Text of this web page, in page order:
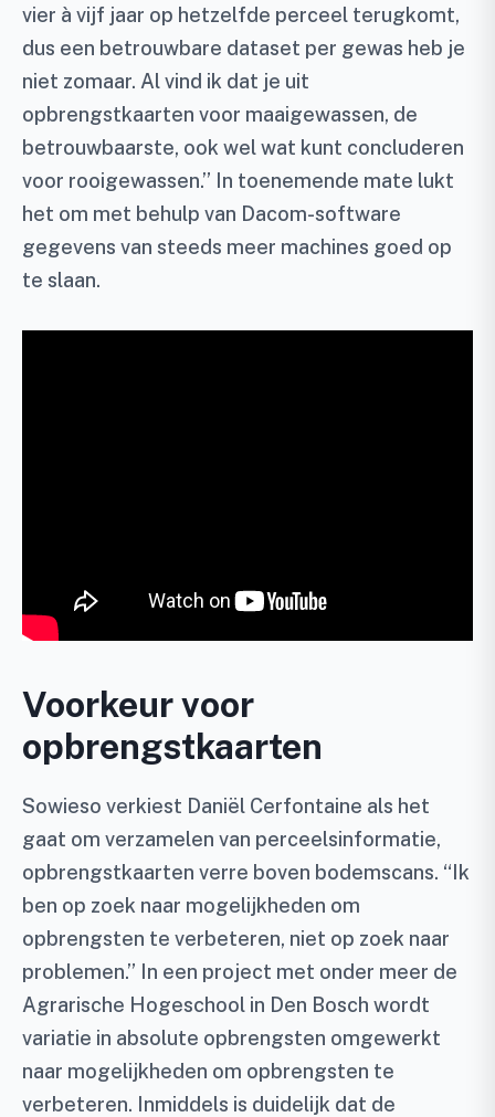
vier à vijf jaar op hetzelfde perceel terugkomt,
dus een betrouwbare dataset per gewas heb je
niet zomaar. Al vind ik dat je uit
opbrengstkaarten voor maaigewassen, de
betrouwbaarste, ook wel wat kunt concluderen
voor rooigewassen.” In toenemende mate lukt
het om met behulp van Dacom-software
gegevens van steeds meer machines goed op
te slaan.
Voorkeur voor
opbrengstkaarten
Sowieso verkiest Daniël Cerfontaine als het
gaat om verzamelen van perceelsinformatie,
opbrengstkaarten verre boven bodemscans. “Ik
ben op zoek naar mogelijkheden om
opbrengsten te verbeteren, niet op zoek naar
problemen.” In een project met onder meer de
Agrarische Hogeschool in Den Bosch wordt
variatie in absolute opbrengsten omgewerkt
naar mogelijkheden om opbrengsten te
verbeteren. Inmiddels is duidelijk dat de